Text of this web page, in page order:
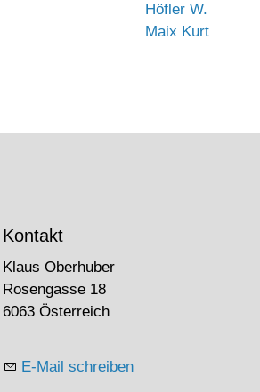
Höfler W.
Maix Kurt
Kontakt
Klaus Oberhuber
Rosengasse 18
6063 Österreich
E-Mail schreiben